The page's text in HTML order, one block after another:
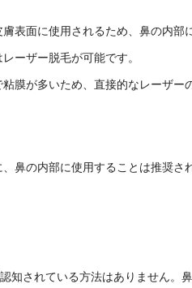
膚表面に使用されるため、鼻の内
ーザー脱毛が可能です。
膜が多いため、直接的なレーザー
、鼻の内部に使用することは推奨
知されている方法はありません。